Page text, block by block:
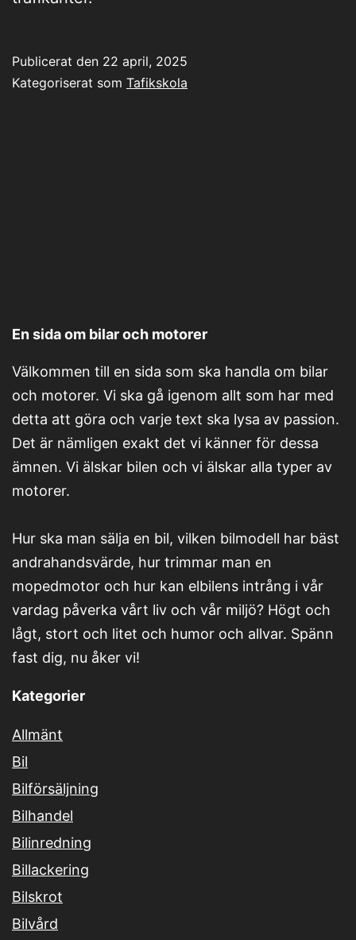
Publicerat den 22 april, 2025
Kategoriserat som Tafikskola
En sida om bilar och motorer
Välkommen till en sida som ska handla om bilar
och motorer. Vi ska gå igenom allt som har med
detta att göra och varje text ska lysa av passion.
Det är nämligen exakt det vi känner för dessa
ämnen. Vi älskar bilen och vi älskar alla typer av
motorer.
Hur ska man sälja en bil, vilken bilmodell har bäst
andrahandsvärde, hur trimmar man en
mopedmotor och hur kan elbilens intrång i vår
vardag påverka vårt liv och vår miljö? Högt och
lågt, stort och litet och humor och allvar. Spänn
fast dig, nu åker vi!
Kategorier
Allmänt
Bil
Bilförsäljning
Bilhandel
Bilinredning
Billackering
Bilskrot
Bilvård